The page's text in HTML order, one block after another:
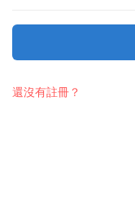
還沒有註冊？